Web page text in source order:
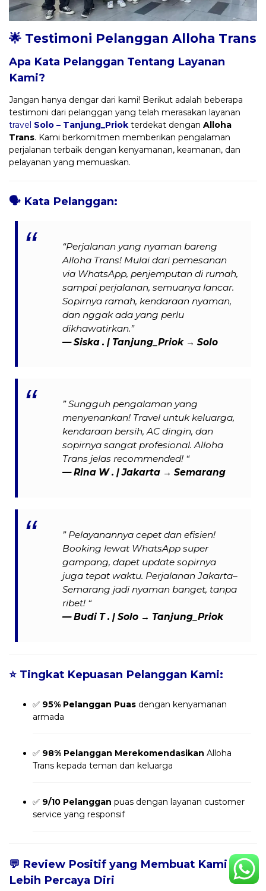
🌟 Testimoni Pelanggan Alloha Trans
Apa Kata Pelanggan Tentang Layanan
Kami?
Jangan hanya dengar dari kami! Berikut adalah beberapa
testimoni dari pelanggan yang telah merasakan layanan
travel Solo – Tanjung_Priok terdekat dengan Alloha
Trans. Kami berkomitmen memberikan pengalaman
perjalanan terbaik dengan kenyamanan, keamanan, dan
pelayanan yang memuaskan.
🗣️ Kata Pelanggan:
“Perjalanan yang nyaman bareng
Alloha Trans! Mulai dari pemesanan
via WhatsApp, penjemputan di rumah,
sampai perjalanan, semuanya lancar.
Sopirnya ramah, kendaraan nyaman,
dan nggak ada yang perlu
dikhawatirkan.”
— Siska . | Tanjung_Priok → Solo
” Sungguh pengalaman yang
menyenankan! Travel untuk keluarga,
kendaraan bersih, AC dingin, dan
sopirnya sangat profesional. Alloha
Trans jelas recommended! “
—Rina W . | Jakarta → Semarang
” Pelayanannya cepet dan efisien!
Booking lewat WhatsApp super
gampang, dapet update sopirnya
juga tepat waktu. Perjalanan Jakarta–
Semarang jadi nyaman banget, tanpa
ribet! “
—Budi T . | Solo → Tanjung_Priok
⭐ Tingkat Kepuasan Pelanggan Kami:
✅ 95% Pelanggan Puas dengan kenyamanan
armada
✅ 98% Pelanggan Merekomendasikan Alloha
Trans kepada teman dan keluarga
✅ 9/10 Pelanggan puas dengan layanan customer
service yang responsif
💬 Review Positif yang Membuat Kami
Lebih Percaya Diri